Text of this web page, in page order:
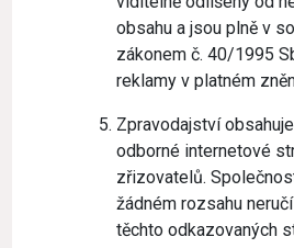
obsahu a jsou plně v
zákonem č. 40/1995
reklamy v platném
Zpravodajství
odborné internetové
zřizovatelů.
žádném rozsahu
těchto odkazovaných